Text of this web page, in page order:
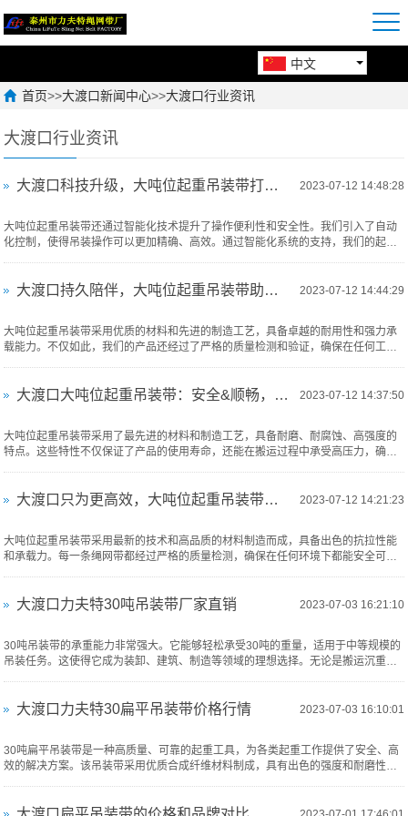
中文
首页>>大渡口新闻中心>>大渡口行业资讯
大渡口行业资讯
2023-07-12 14:48:28
大渡口科技升级，大吨位起重吊装带打造智能搬运时代
大吨位起重吊装带还通过智能化技术提升了操作便利性和安全性。我们引入了自动
化控制，使得吊装操作可以更加精确、高效。通过智能化系统的支持，我们的起重
2023-07-12 14:44:29
大渡口持久陪伴，大吨位起重吊装带助力工业生产持续发展
大吨位起重吊装带采用优质的材料和先进的制造工艺，具备卓越的耐用性和强力承
载能力。不仅如此，我们的产品还经过了严格的质量检测和验证，确保在任何工作
2023-07-12 14:37:50
大渡口大吨位起重吊装带：安全&顺畅，搬运无忧
大吨位起重吊装带采用了最先进的材料和制造工艺，具备耐磨、耐腐蚀、高强度的
特点。这些特性不仅保证了产品的使用寿命，还能在搬运过程中承受高压力，确保
2023-07-12 14:21:23
大渡口只为更高效，大吨位起重吊装带引领搬运新态势
大吨位起重吊装带采用最新的技术和高品质的材料制造而成，具备出色的抗拉性能
和承载力。每一条绳网带都经过严格的质量检测，确保在任何环境下都能安全可靠
2023-07-03 16:21:10
大渡口力夫特30吨吊装带厂家直销
30吨吊装带的承重能力非常强大。它能够轻松承受30吨的重量，适用于中等规模的
吊装任务。这使得它成为装卸、建筑、制造等领域的理想选择。无论是搬运沉重的
2023-07-03 16:10:01
大渡口力夫特30扁平吊装带价格行情
30吨扁平吊装带是一种高质量、可靠的起重工具，为各类起重工作提供了安全、高
效的解决方案。该吊装带采用优质合成纤维材料制成，具有出色的强度和耐磨性